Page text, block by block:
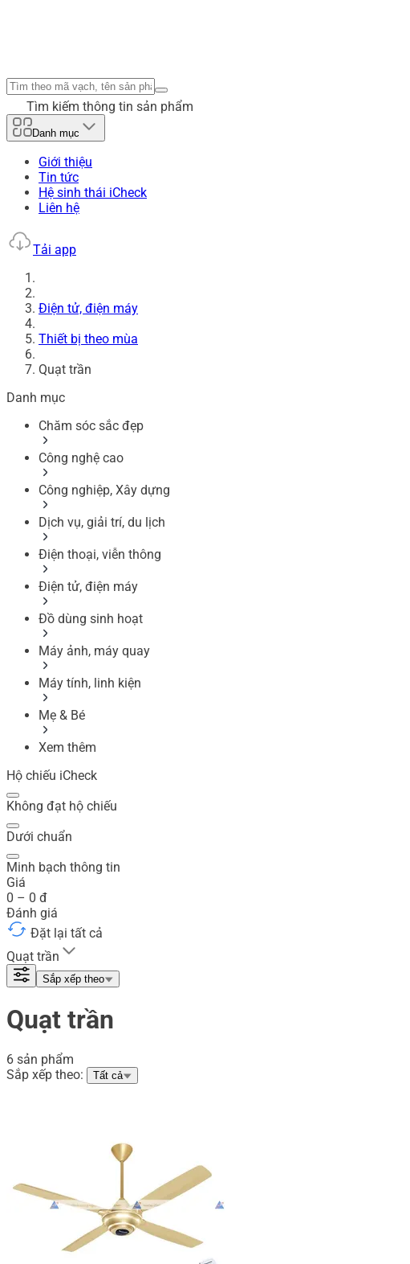
Tìm kiếm thông tin sản phẩm
Danh mục
Giới thiệu
Tin tức
Hệ sinh thái iCheck
Liên hệ
Tải app
Điện tử, điện máy
Thiết bị theo mùa
Quạt trần
Danh mục
Chăm sóc sắc đẹp
Công nghệ cao
Công nghiệp, Xây dựng
Dịch vụ, giải trí, du lịch
Điện thoại, viễn thông
Điện tử, điện máy
Đồ dùng sinh hoạt
Máy ảnh, máy quay
Máy tính, linh kiện
Mẹ & Bé
Xem thêm
Hộ chiếu iCheck
Không đạt hộ chiếu
Dưới chuẩn
Minh bạch thông tin
Giá
0 – 0 đ
Đánh giá
Đặt lại tất cả
Quạt trần
Sắp xếp theo
Quạt trần
6 sản phẩm
Sắp xếp theo:
Tất cả